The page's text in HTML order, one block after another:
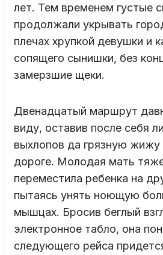
лет. Тем временем густые
продолжали укрывать
плечах хрупкой девушки и
сопящего сынишки, без
замерзшие щеки.
Двенадцатый маршрут
виду, оставив после себя
выхлопов да грязную
дороге. Молодая мать
переместила ребенка на
пытаясь унять ноющую
мышцах. Бросив беглый
электронное табло, она
следующего рейса